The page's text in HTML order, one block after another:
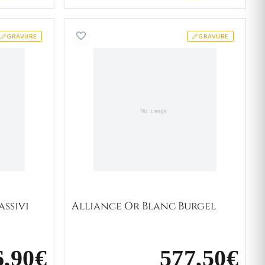
GRAVURE
Blanc Diassivi GRAVURE
Alliance Or Blanc Burgel
Alliance Or Blanc Burgel